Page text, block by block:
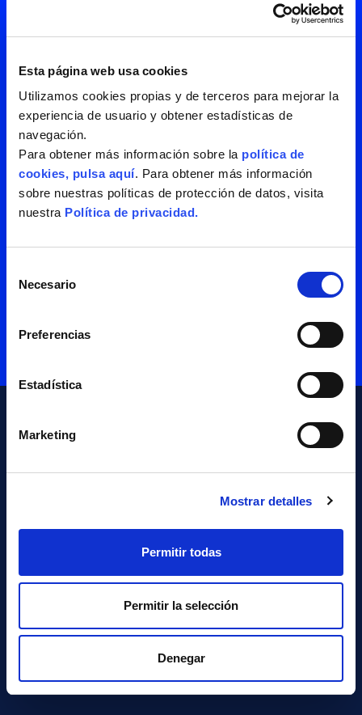
Esta página web usa cookies
Utilizamos cookies propias y de terceros para mejorar la
experiencia de usuario y obtener estadísticas de
navegación.
Para obtener más información sobre la política de
cookies, pulsa aquí. Para obtener más información
sobre nuestras políticas de protección de datos, visita
nuestra Política de privacidad.
Necesario
Preferencias
Estadística
Marketing
Mostrar detalles
Permitir todas
Permitir la selección
Denegar
He leído y acepto lapolítica de
privacidad
NAVARRA
31192 Mutilva Navarra
T +34 948 29 02 02
info@cyc.es
MADRID
Pl.
28002 Madrid
T +34 902 10 22 95
info@cyc.es